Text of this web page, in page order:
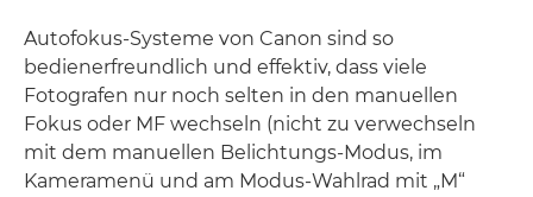
Autofokus-Systeme von Canon sind so
bedienerfreundlich und effektiv, dass viele
Fotografen nur noch selten in den manuellen
Fokus oder MF wechseln (nicht zu verwechseln
mit dem manuellen Belichtungs-Modus, im
Kameramenü und am Modus-Wahlrad mit „M“